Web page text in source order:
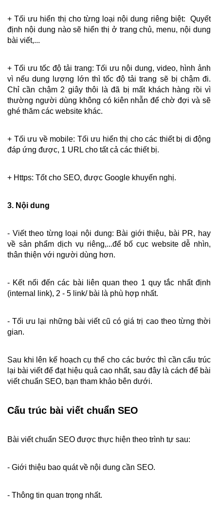
+ Tối ưu hiển thị cho từng loại nội dung riêng biệt:  Quyết
định nội dung nào sẽ hiển thị ở trang chủ, menu, nội dung
bài viết,...
+ Tối ưu tốc độ tải trang: Tối ưu nội dung, video, hình ảnh
vì nếu dung lượng lớn thì tốc độ tải trang sẽ bị chậm đi.
Chỉ cần chậm 2 giây thôi là đã bị mất khách hàng rồi vì
thường người dùng không có kiên nhẫn để chờ đợi và sẽ
ghé thăm các website khác.
+ Tối ưu về mobile: Tối ưu hiển thị cho các thiết bị di động
đáp ứng được, 1 URL cho tất cả các thiết bị.
+ Https: Tốt cho SEO, được Google khuyến nghị.
3. Nội dung
- Viết theo từng loại nội dung: Bài giới thiệu, bài PR, hay
về sản phẩm dịch vụ riêng,...để bố cục website dễ nhìn,
thân thiện với người dùng hơn.
- Kết nối đến các bài liên quan theo 1 quy tắc nhất định
(internal link), 2 - 5 link/ bài là phù hợp nhất.
- Tối ưu lại những bài viết cũ có giá trị cao theo từng thời
gian.
Sau khi lên kế hoạch cụ thể cho các bước thì cần cấu trúc
lại bài viết để đạt hiệu quả cao nhất, sau đây là cách để bài
viết chuẩn SEO, bạn tham khảo bên dưới.
Cấu trúc bài viết chuẩn SEO
Bài viết chuẩn SEO được thực hiện theo trình tự sau:
- Giới thiệu bao quát về nội dung cần SEO.
- Thông tin quan trọng nhất.